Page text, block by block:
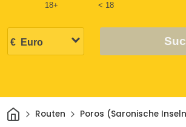
18+ < 18
HeimRouten Poros (Saronische